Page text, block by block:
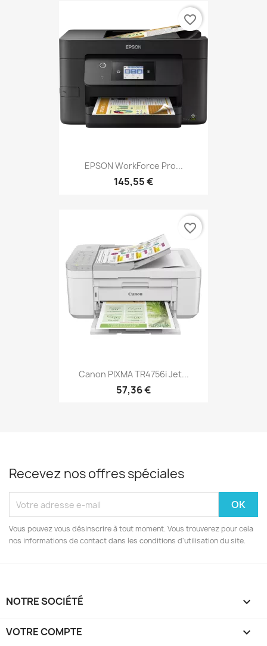
EPSON WorkForce Pro...
145,55 €
favorite_border
Canon PIXMA TR4756i Jet...
57,36 €
favorite_border
Recevez nos offres spéciales
Vous pouvez vous désinscrire à tout moment. Vous trouverez pour cela
nos informations de contact dans les conditions d'utilisation du site.
NOTRE SOCIÉTÉ 
VOTRE COMPTE 